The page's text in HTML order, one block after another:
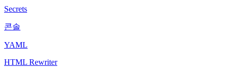
Secrets
콘솔
YAML
HTML Rewriter